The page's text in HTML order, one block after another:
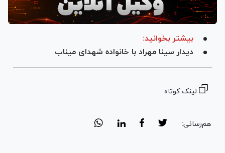
بیشتر بخوانید:
دیدار سینا مهراد با خانواده شهدای میناب
لینک کوتاه
هم‌رسانی: